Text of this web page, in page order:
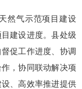
然气示范项目建设
建设进度。县处级
促工作进度、协调
，协同联动解决项
、高效率推进提供